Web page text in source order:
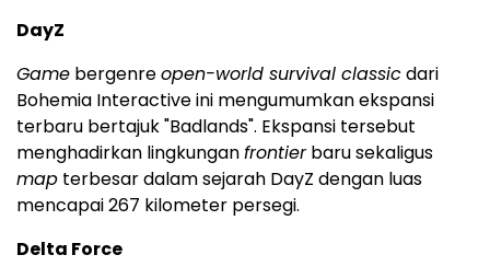
DayZ
Game bergenreopen-world survival classicdari
Bohemia Interactive ini mengumumkan ekspansi
terbaru bertajuk "Badlands". Ekspansi tersebut
menghadirkan lingkunganfrontierbaru sekaligus
map terbesar dalam sejarah DayZ dengan luas
mencapai 267 kilometer persegi.
Delta Force